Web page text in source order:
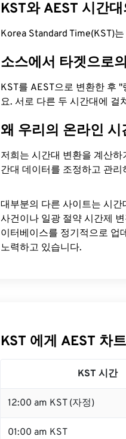
KST와 AEST 시간
Korea Standard Time(KST)
소스에서 타겟으로
KST를 AEST으로 변환한 후
요. 서로 다른 두 시간대에 걸
왜 우리의 온라인
저희는 시간대 변환을 계산하
간대 데이터를 조정하고 관
대부분의 다른 사이트는 시
사건이나 일광 절약 시간제
이터베이스를 정기적으로 업
노력하고 있습니다.
KST 에게 AEST 차트
KST 시간
12:00 am KST (자정)
01:00 am KST